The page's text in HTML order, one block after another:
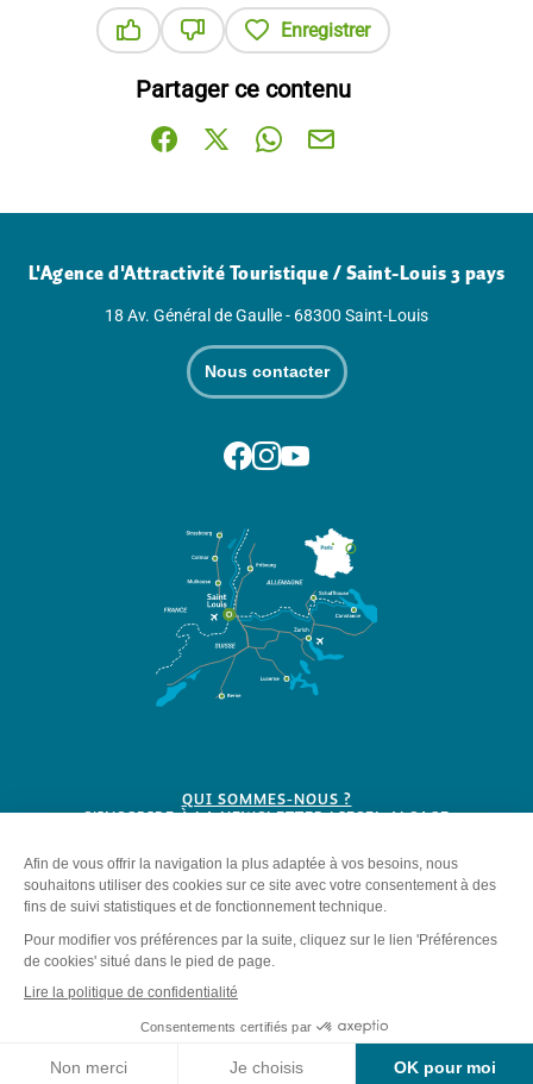
Enregistrer
Partager ce contenu
Partager sur Facebook (nouvelle fenêtre)
Partager sur X / Twitter (nouvelle
Partager sur WhatsApp
Partager par mail
L'Agence d'Attractivité Touristique / Saint-Louis 3 pays
18 Av. Général de Gaulle - 68300 Saint-Louis
Nous contacter
Suivez-nous sur Facebook
Suivez-nous sur Instagram
Suivez-nous sur Youtube
QUI SOMMES-NOUS ?
S'INSCRIRE À LA NEWSLETTER LIESEL ALSACE
Plan du site - Mentions légales - Politique de confidentialité -
Éditer mes cookies - Made with
Ce site est protégé par reCAPTCHA. Les règles de confidentialité
de Google s'appliquent.